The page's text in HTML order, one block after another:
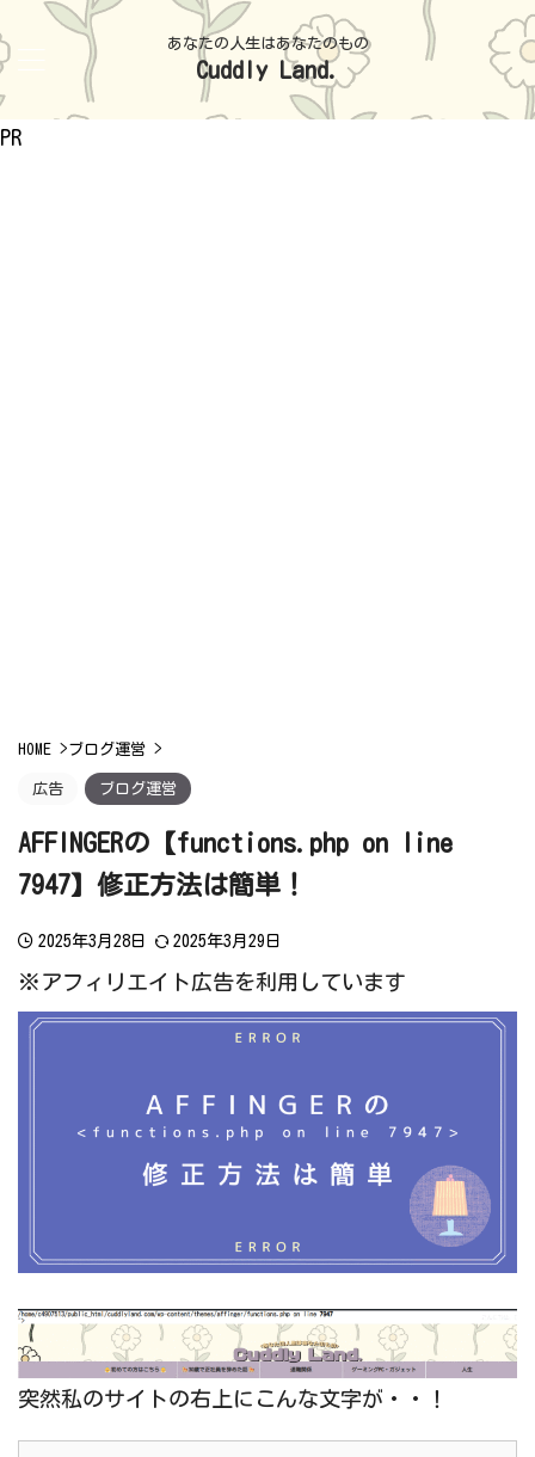
あなたの人生はあなたのもの
Cuddly Land.
PR
HOME >ブログ運営 >
広告 ブログ運営
AFFINGERの【functions.php on line
7947】修正方法は簡単！
2025年3月28日 2025年3月29日
※アフィリエイト広告を利用しています
突然私のサイトの右上にこんな文字が・・！